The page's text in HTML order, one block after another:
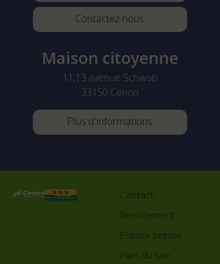
Contactez-nous
Maison citoyenne
11,13 avenue Schwob
33150 Cenon
Plus d'informations
Footer
Contact
Recrutement
Espace presse
Plan du site